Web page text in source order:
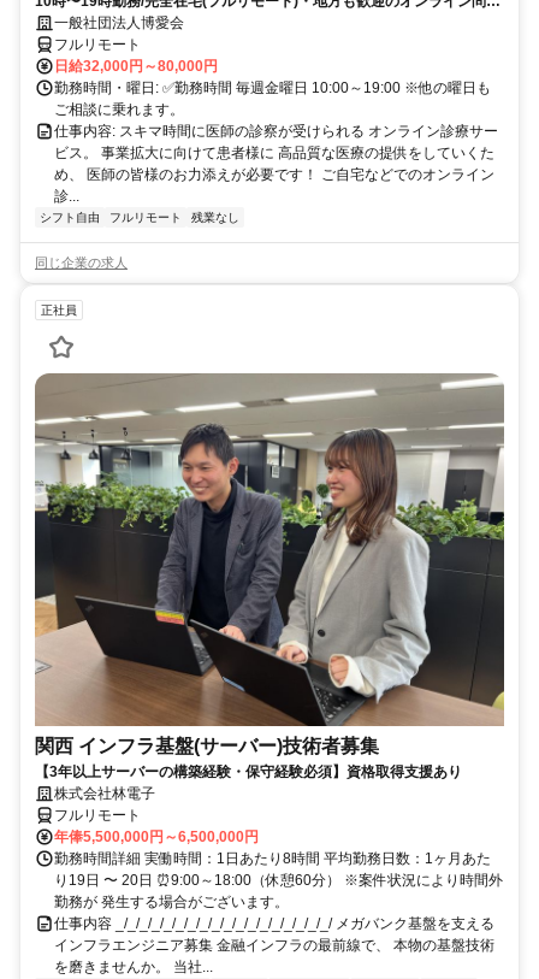
業務一般社団法人博愛会
フルリモート
日給32,000円～80,000円
勤務時間・曜日: ✅勤務時間 毎週金曜日 10:00～19:00 ※他の曜日も
ご相談に乗れます。
仕事内容: スキマ時間に医師の診察が受けられる オンライン診療サー
ビス。 事業拡大に向けて患者様に 高品質な医療の提供をしていくた
め、 医師の皆様のお力添えが必要です！ ご自宅などでのオンライン
診...
シフト自由 フルリモート 残業なし
同じ企業の求人
正社員
関西 インフラ基盤(サーバー)技術者募集
【3年以上サーバーの構築経験・保守経験必須】資格取得支援あり
株式会社林電子
フルリモート
年俸5,500,000円～6,500,000円
勤務時間詳細 実働時間：1日あたり8時間 平均勤務日数：1ヶ月あた
り19日 〜 20日 ⏰9:00～18:00（休憩60分） ※案件状況により時間外
勤務が 発生する場合がございます。
仕事内容 _/_/_/_/_/_/_/_/_/_/_/_/_/_/_/_/_/_/ メガバンク基盤を支える
インフラエンジニア募集 金融インフラの最前線で、 本物の基盤技術
を磨きませんか。 当社...